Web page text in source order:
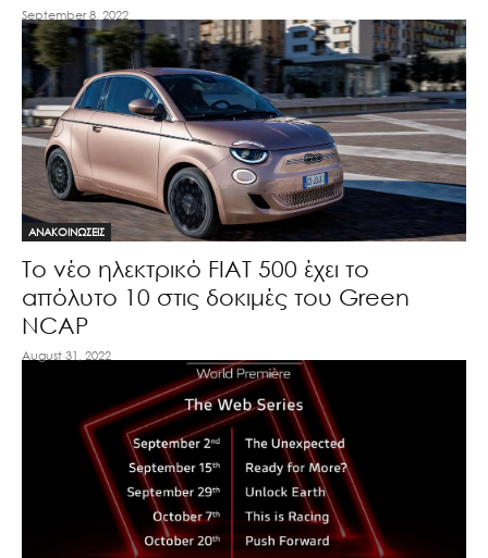
September 8, 2022
ΑΝΑΚΟΙΝΩΣΕΙΣ
To νέο ηλεκτρικό FIAT 500 έχει το
απόλυτο 10 στις δοκιμές του Green
NCAP
August 31, 2022